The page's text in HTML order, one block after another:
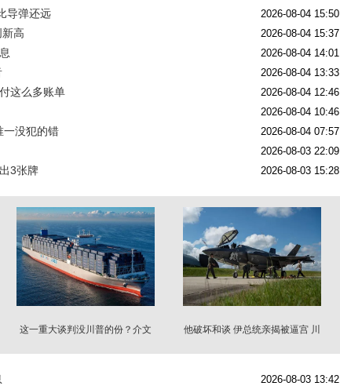
导弹还远 2026-08-04 15:50
高 2026-08-04 15:37
2026-08-04 14:01
2026-08-04 13:33
这么多账单 2026-08-04 12:46
2026-08-04 10:46
一没犯的错 2026-08-04 07:57
2026-08-03 22:09
3张牌 2026-08-03 15:28
这一重大谈判没川普的份？介文
他破坏和谈 伊总统亲揭被逼宫 川
2026-08-03 13:42